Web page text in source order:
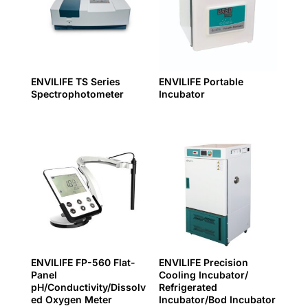
ENVILIFE TS Series
Spectrophotometer
ENVILIFE Portable
Incubator
ENVILIFE FP-560 Flat-
Panel
pH/Conductivity/Dissolv
ed Oxygen Meter
ENVILIFE Precision
Cooling Incubator/
Refrigerated
Incubator/Bod Incubator